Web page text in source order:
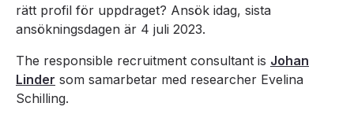
rätt profil för uppdraget? Ansök idag, sista
ansökningsdagen är 4 juli 2023.
The responsible recruitment consultant is Johan
Linder som samarbetar med researcher Evelina
Schilling.